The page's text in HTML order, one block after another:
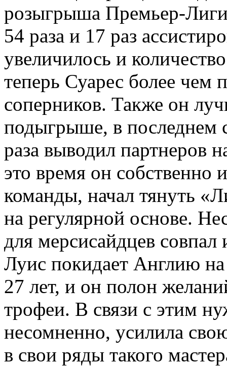
розыгрыша Премьер-
54 раза и 17 раз
увеличилось и
теперь Суарес более чем
соперников. Также он
подыгрыше, в последнем
раза выводил партнеров
это время он собственно
команды, начал тянуть
на регулярной основе.
для мерсисайдцев
Луис покидает Англию
27 лет, и он полон
трофеи. В связи с этим
несомненно, усилила
в свои ряды такого